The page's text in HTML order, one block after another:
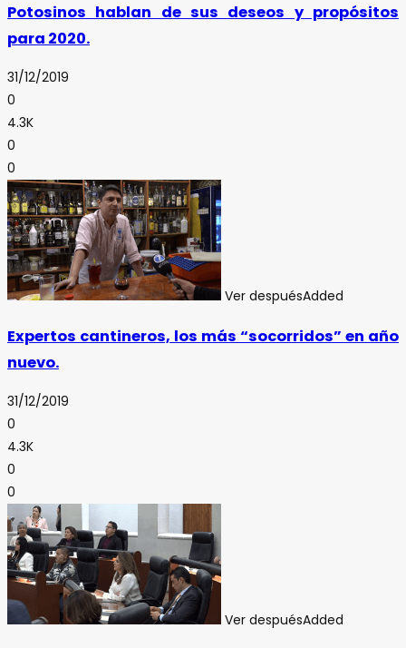
Potosinos hablan de sus deseos y propósitos
para 2020.
31/12/2019
0
4.3K
0
0
Ver despuésAdded
Expertos cantineros, los más “socorridos” en año
nuevo.
31/12/2019
0
4.3K
0
0
Ver despuésAdded